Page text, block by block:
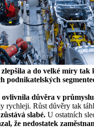
a do velké míry
podnikatelských
ovlivnila důvěra v
rychleji. Růst důvěry tak
slabé. U ostatních
že nedostatek